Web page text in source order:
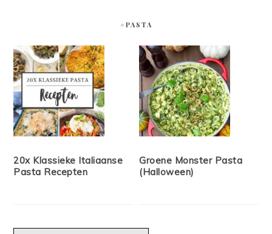
#PASTA
20x Klassieke Italiaanse
Pasta Recepten
Groene Monster Pasta
(Halloween)